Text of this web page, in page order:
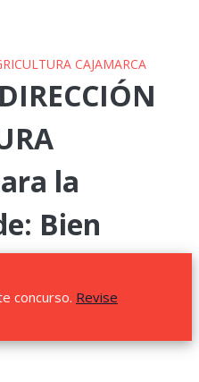
CAJAMARCA
la
Bien
concurso. Revise